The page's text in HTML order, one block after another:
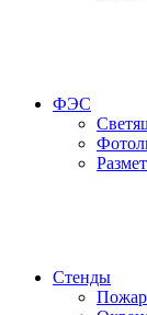
ФЭС
Стенды